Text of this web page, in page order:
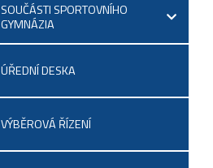
SOUČÁSTI SPORTOVNÍHO
GYMNÁZIA
ÚŘEDNÍ DESKA
VÝBĚROVÁ ŘÍZENÍ